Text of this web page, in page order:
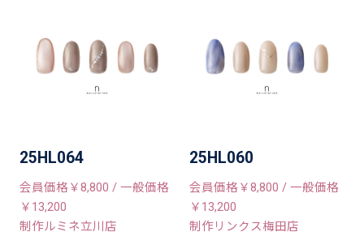
25HL064
会員価格￥8,800 / 一般価格
￥13,200
制作ルミネ立川店
25HL060
会員価格￥8,800 / 一般価格
￥13,200
制作リンクス梅田店